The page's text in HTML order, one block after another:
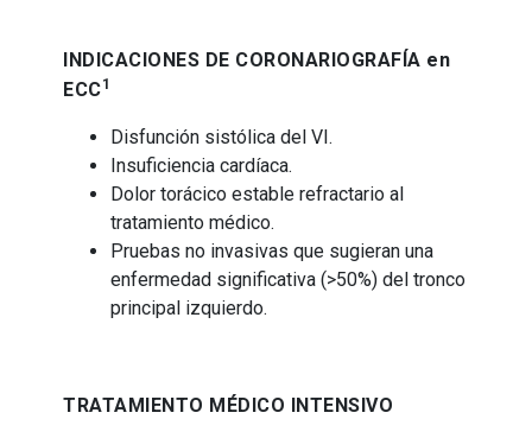
INDICACIONES DE CORONARIOGRAFÍA en
ECC1
Disfunción sistólica del VI​.
Insuficiencia cardíaca​.
Dolor torácico estable refractario al
tratamiento médico​.
Pruebas no invasivas que sugieran una
enfermedad significativa (>50%) del tronco
principal izquierdo.
TRATAMIENTO MÉDICO INTENSIVO